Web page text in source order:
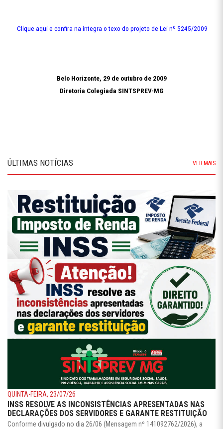
Clique aqui e confira na íntegra o texo do projeto de Lei nº 5245/2009
Belo Horizonte, 29 de outubro de 2009
Diretoria Colegiada SINTSPREV-MG
ÚLTIMAS NOTÍCIAS VER MAIS
QUINTA-FEIRA, 23/07/26
INSS RESOLVE AS INCONSISTÊNCIAS APRESENTADAS NAS
DECLARAÇÕES DOS SERVIDORES E GARANTE RESTITUIÇÃO
Conforme divulgado no dia 26/06 (Mensagem nº 141092762/2026), a